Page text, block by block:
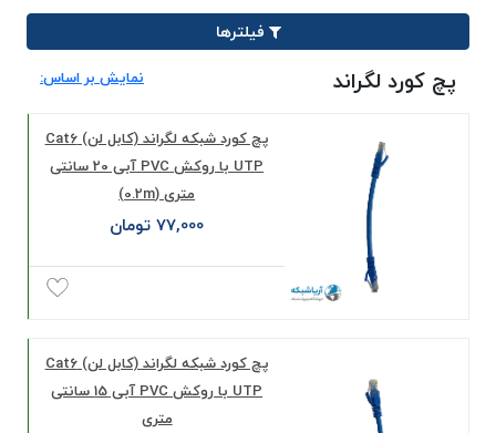
فیلترها
پچ کورد لگراند نمایش بر اساس:
پچ کورد شبکه لگراند (کابل لن) Cat6
UTP با روکش PVC آبی 20 سانتی
متری (0.2m)
77,000 تومان
پچ کورد شبکه لگراند (کابل لن) Cat6
UTP با روکش PVC آبی 15 سانتی
متری